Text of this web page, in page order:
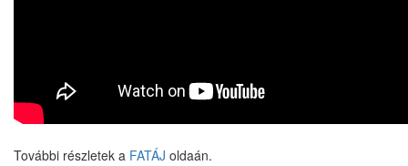
További részletek a FATÁJ oldaán.